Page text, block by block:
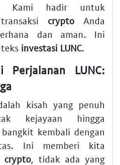
Kami hadir untuk
cryptoAnda
dan aman. Ini
investasi LUNC.
Perjalanan LUNC:
kisah yang penuh
kejayaan hingga
kembali dengan
Ini memberi kita
crypto, tidak ada yang